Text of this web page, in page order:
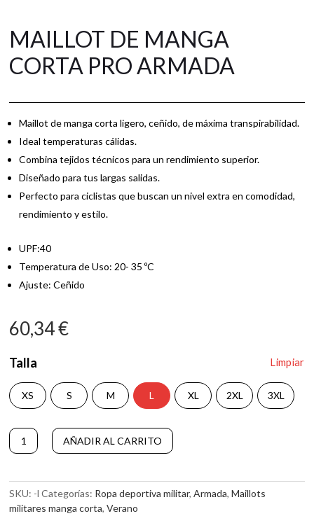
MAILLOT DE MANGA
CORTA PRO ARMADA
Maillot de manga corta ligero, ceñido, de máxima transpirabilidad.
Ideal temperaturas cálidas.
Combina tejidos técnicos para un rendimiento superior.
Diseñado para tus largas salidas.
Perfecto para ciclistas que buscan un nivel extra en comodidad,
rendimiento y estilo.
UPF:40
Temperatura de Uso: 20- 35 ºC
Ajuste: Ceñido
60,34€
Talla
XS S M L XL 2XL 3XL
Limpiar
MAILLOT
DE
CORTA
PRO
ARMADA
AÑADIR AL CARRITO
e
r
SKU: -l Categorías: Ropa deportiva militar,Armada,Maillots
militares manga corta,Verano